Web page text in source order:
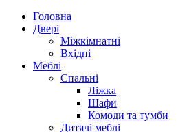
Головна
Двері
Міжкімнатні
Вхідні
Меблі
Спальні
Ліжка
Шафи
Комоди та тумби
Дитячі меблі